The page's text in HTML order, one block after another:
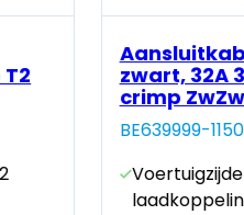
zwart, 32A
crimp
BE639999-1150